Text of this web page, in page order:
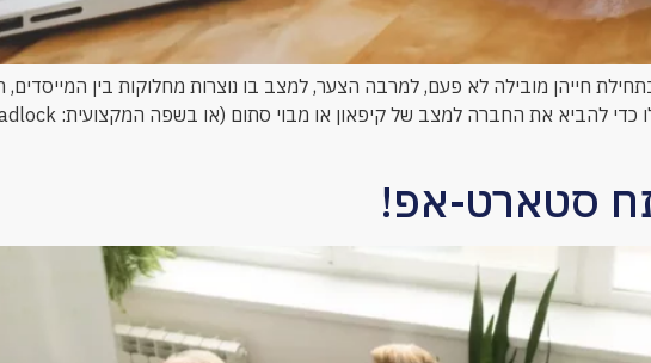
חייהן מובילה לא פעם, למרבה הצער, למצב בו נוצרות מחלוקות בין
סטארט-אפ!